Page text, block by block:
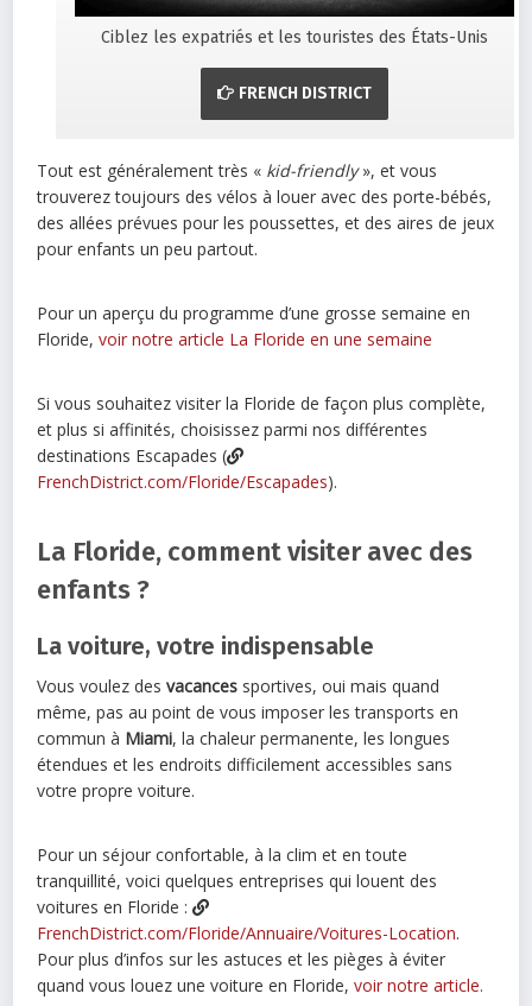
Ciblez les expatriés et les touristes des États-Unis
FRENCH DISTRICT
Tout est généralement très « kid-friendly», et vous
trouverez toujours des vélos à louer avec des porte-bébés,
des allées prévues pour les poussettes, et des aires de jeux
pour enfants un peu partout.
Pour un aperçu du programme d’une grosse semaine en
Floride,voir notre article La Floride en une semaine
Si vous souhaitez visiter la Floride de façon plus complète,
et plus si affinités, choisissez parmi nos différentes
destinations Escapades (
FrenchDistrict.com/Floride/Escapades).
La Floride, comment visiter avec des
enfants ?
La voiture, votre indispensable
Vous voulez desvacances sportives, oui mais quand
même, pas au point de vous imposer les transports en
commun à Miami, la chaleur permanente, les longues
étendues et les endroits difficilement accessibles sans
votre propre voiture.
Pour un séjour confortable, à la clim et en toute
tranquillité, voici quelques entreprises qui louent des
voitures en Floride :
FrenchDistrict.com/Floride/Annuaire/Voitures-Location.
Pour plus d’infos sur les astuces et les pièges à éviter
quand vous louez une voiture en Floride,voir notre article.